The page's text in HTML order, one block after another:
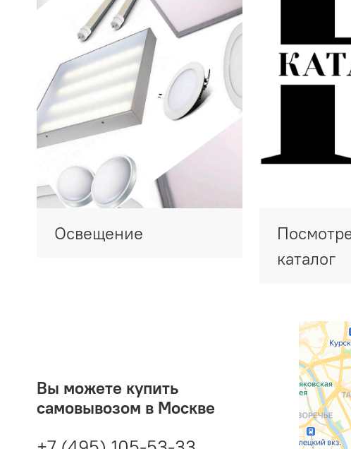
Освещение
каталог
Вы можете купить
самовывозом в Москве